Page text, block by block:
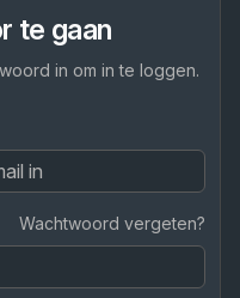
te gaan
in om in te loggen.
Wachtwoord vergeten?